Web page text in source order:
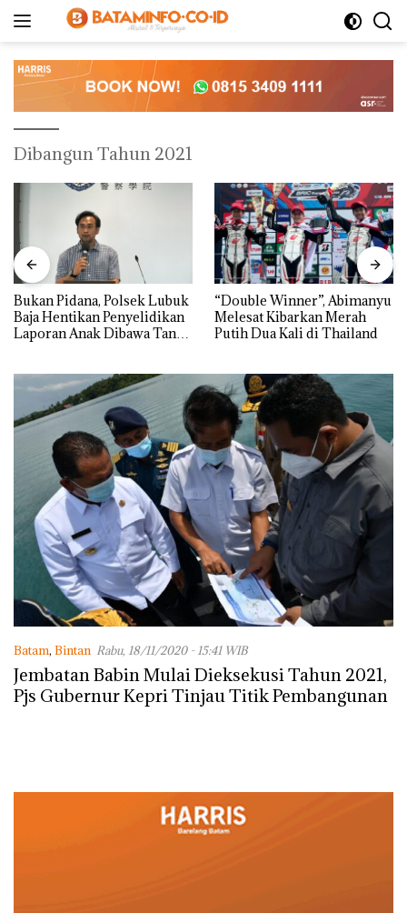
Dibangun Tahun 2021
Bukan Pidana, Polsek Lubuk
Baja Hentikan Penyelidikan
Laporan Anak Dibawa Tanpa
“Double Winner”, Abimanyu
Melesat Kibarkan Merah
Putih Dua Kali di Thailand
Batam, Bintan Rabu, 18/11/2020 - 15:41 WIB
Jembatan Babin Mulai Dieksekusi Tahun 2021,
Pjs Gubernur Kepri Tinjau Titik Pembangunan